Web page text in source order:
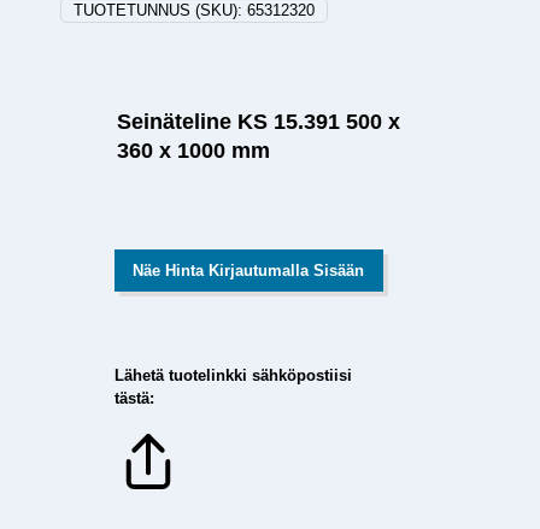
TUOTETUNNUS (SKU): 65312320
Seinäteline KS 15.391 500 x
360 x 1000 mm
Näe Hinta Kirjautumalla Sisään
Lähetä tuotelinkki sähköpostiisi
tästä: